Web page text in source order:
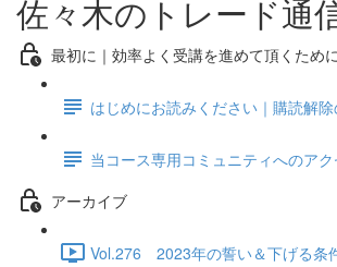
佐々木のトレード通
最初に｜効率よく受講を進めて頂くために
はじめにお読みください｜購読解
当コース専用コミュニティへのア
アーカイブ
Vol.276 2023年の誓い＆下げる条